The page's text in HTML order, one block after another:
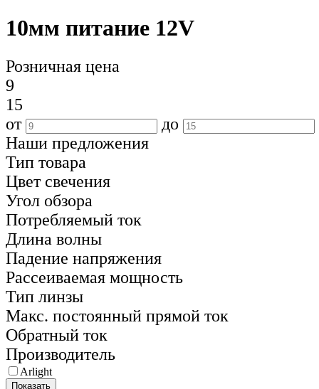
10мм питание 12V
Розничная цена
9
15
от
до
Наши предложения
Тип товара
Цвет свечения
Угол обзора
Потребляемый ток
Длина волны
Падение напряжения
Рассеиваемая мощность
Тип линзы
Макс. постоянный прямой ток
Обратный ток
Производитель
Arlight
Показать